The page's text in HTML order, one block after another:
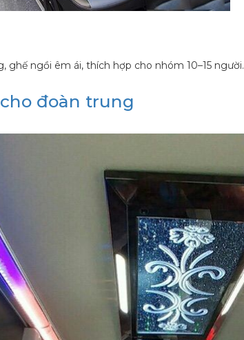
ghế ngồi êm ái, thích hợp cho nhóm 10–15
đoàn trung